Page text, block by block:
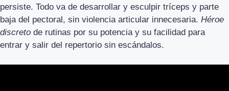
persiste. Todo va de desarrollar y esculpir tríceps y parte
baja del pectoral, sin violencia articular innecesaria. Héroe
discreto de rutinas por su potencia y su facilidad para
entrar y salir del repertorio sin escándalos.